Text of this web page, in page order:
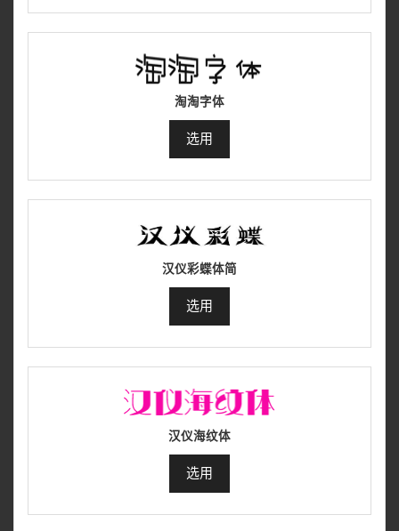
淘淘字体
选用
汉仪彩蝶体简
选用
汉仪海纹体
选用